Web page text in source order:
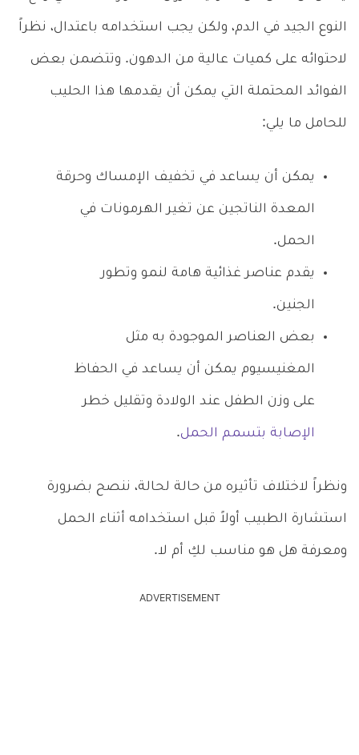
النوع الجيد في الدم، ولكن يجب استخدامه باعتدال، نظراً
لاحتوائه على كميات عالية من الدهون. وتتضمن بعض
الفوائد المحتملة التي يمكن أن يقدمها هذا الحليب
للحامل ما يلي:
يمكن أن يساعد في تخفيف الإمساك وحرقة
المعدة الناتجين عن تغير الهرمونات في
الحمل.
يقدم عناصر غذائية هامة لنمو وتطور
الجنين.
بعض العناصر الموجودة به مثل
المغنيسيوم يمكن أن يساعد في الحفاظ
على وزن الطفل عند الولادة وتقليل خطر
الإصابة بتسمم الحمل.
ونظراً لاختلاف تأثيره من حالة لحالة، ننصح بضرورة
استشارة الطبيب أولاً قبل استخدامه أثناء الحمل
ومعرفة هل هو مناسب لكِ أم لا.
ADVERTISEMENT